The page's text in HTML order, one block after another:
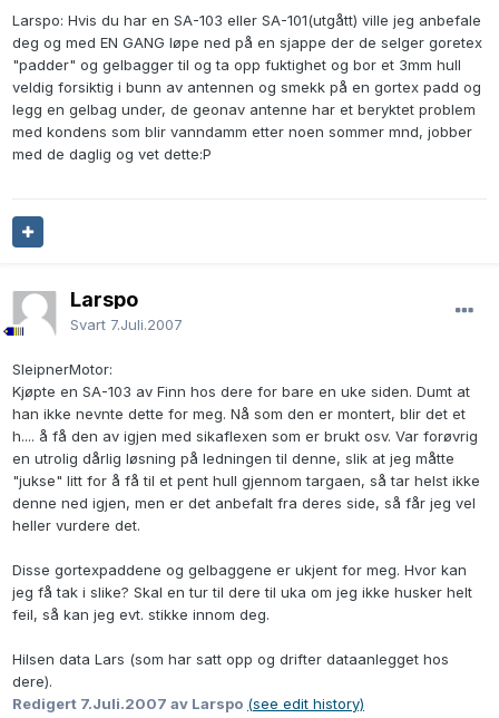
Larspo: Hvis du har en SA-103 eller SA-101(utgått) ville jeg anbefale
deg og med EN GANG løpe ned på en sjappe der de selger goretex
"padder" og gelbagger til og ta opp fuktighet og bor et 3mm hull
veldig forsiktig i bunn av antennen og smekk på en gortex padd og
legg en gelbag under, de geonav antenne har et beryktet problem
med kondens som blir vanndamm etter noen sommer mnd, jobber
med de daglig og vet dette:P
Larspo
Svart 7.Juli.2007
SleipnerMotor:
Kjøpte en SA-103 av Finn hos dere for bare en uke siden. Dumt at
han ikke nevnte dette for meg. Nå som den er montert, blir det et
h.... å få den av igjen med sikaflexen som er brukt osv. Var forøvrig
en utrolig dårlig løsning på ledningen til denne, slik at jeg måtte
"jukse" litt for å få til et pent hull gjennom targaen, så tar helst ikke
denne ned igjen, men er det anbefalt fra deres side, så får jeg vel
heller vurdere det.
Disse gortexpaddene og gelbaggene er ukjent for meg. Hvor kan
jeg få tak i slike? Skal en tur til dere til uka om jeg ikke husker helt
feil, så kan jeg evt. stikke innom deg.
Hilsen data Lars (som har satt opp og drifter dataanlegget hos
dere).
Redigert 7.Juli.2007 av Larspo (see edit history)